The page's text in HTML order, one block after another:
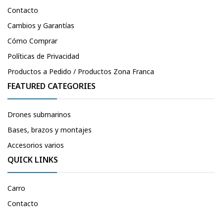
Contacto
Cambios y Garantías
Cómo Comprar
Políticas de Privacidad
Productos a Pedido / Productos Zona Franca
FEATURED CATEGORIES
Drones submarinos
Bases, brazos y montajes
Accesorios varios
QUICK LINKS
Carro
Contacto